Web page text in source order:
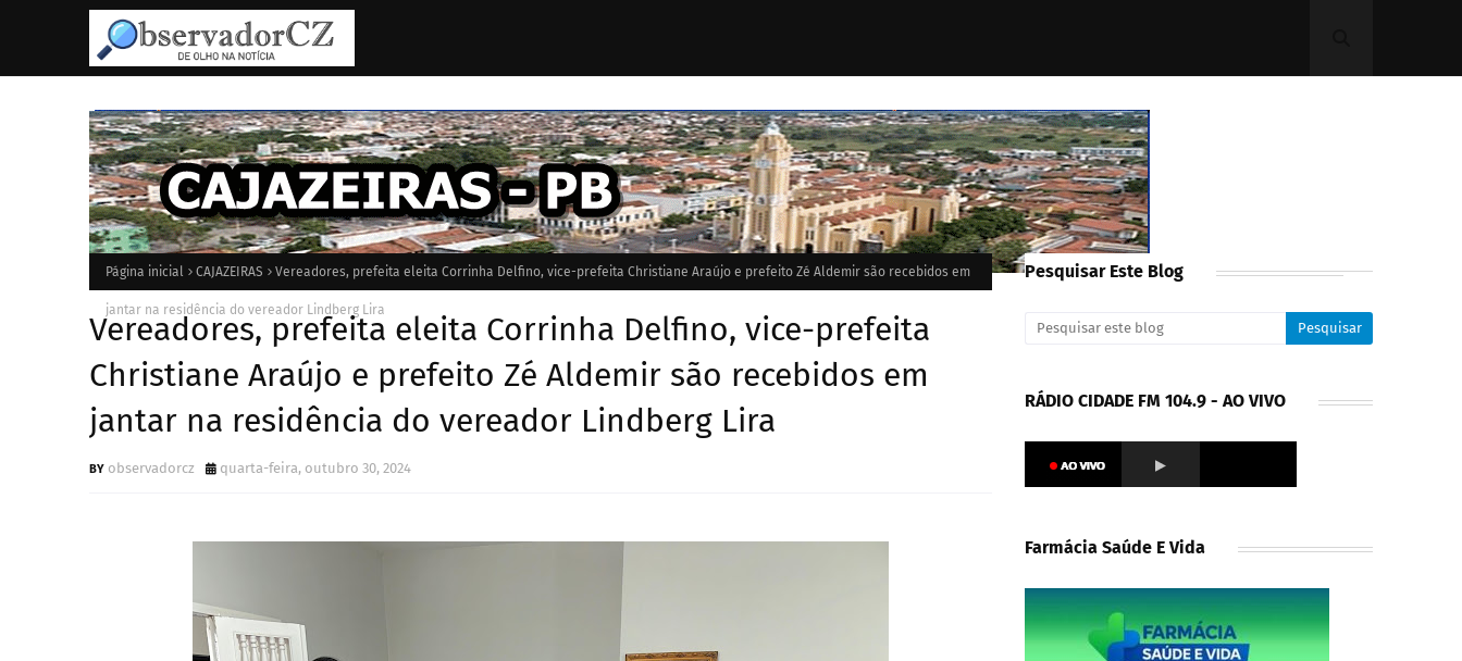
Página inicial CAJAZEIRAS Vereadores, prefeita eleita Corrinha Delfino, vice-prefeita Christiane Araújo e prefeito Zé Aldemir são recebidos em
jantar na residência do vereador Lindberg Lira
Vereadores, prefeita eleita Corrinha Delfino, vice-prefeita
Christiane Araújo e prefeito Zé Aldemir são recebidos em
jantar na residência do vereador Lindberg Lira
observadorcz quarta-feira, outubro 30, 2024
Pesquisar Este Blog
RÁDIO CIDADE FM 104.9 - AO VIVO
Farmácia Saúde E Vida